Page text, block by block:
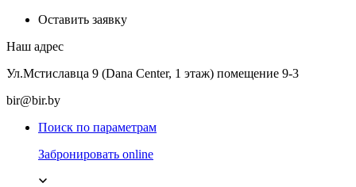
Оставить заявку
Наш адрес
Ул.Мстиславца 9 (Dana Center, 1 этаж) помещение 9-3
bir@bir.by
Поиск по параметрам
Забронировать online